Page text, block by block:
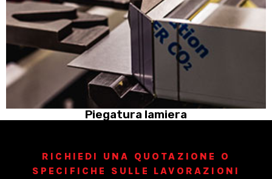
Piegatura lamiera
RICHIEDI UNA QUOTAZIONE O
SPECIFICHE SULLE LAVORAZIONI